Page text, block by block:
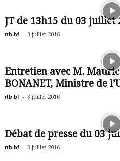
JT de 13h15 du 03 juillet
rtb.bf - 3 juillet 2016
Entretien avec M.
BONANET, Ministre de
rtb.bf - 3 juillet 2016
Débat de presse du 03
rtb.bf - 3 juillet 2016